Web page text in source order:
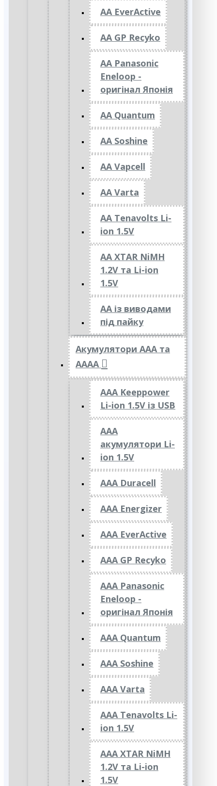
AA EverActive
AA GP Recyko
AA Panasonic
Eneloop -
оригінал Японія
AA Quantum
AA Soshine
AA Vapcell
AA Varta
AA Tenavolts Li-
ion 1.5V
AA XTAR NiMH
1.2V та Li-ion
1.5V
АА із виводами
під пайку
Акумулятори ААА та
АААА
AAA Keeppower
Li-ion 1.5V із USB
ААА
акумулятори Li-
ion 1.5V
AAA Duracell
AAA Energizer
AAA EverActive
AAA GP Recyko
AAA Panasonic
Eneloop -
оригінал Японія
AAA Quantum
AAA Soshine
AAA Varta
AAA Tenavolts Li-
ion 1.5V
AAA XTAR NiMH
1.2V та Li-ion
1.5V